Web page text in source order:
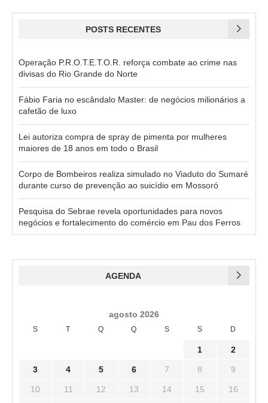
POSTS RECENTES
Operação P.R.O.T.E.T.O.R. reforça combate ao crime nas
divisas do Rio Grande do Norte
Fábio Faria no escândalo Master: de negócios milionários a
cafetão de luxo
Lei autoriza compra de spray de pimenta por mulheres
maiores de 18 anos em todo o Brasil
Corpo de Bombeiros realiza simulado no Viaduto do Sumaré
durante curso de prevenção ao suicídio em Mossoró
Pesquisa do Sebrae revela oportunidades para novos
negócios e fortalecimento do comércio em Pau dos Ferros
AGENDA
agosto 2026
S T Q Q S S D
1 2
3 4 5 6 7 8 9
10 11 12 13 14 15 16